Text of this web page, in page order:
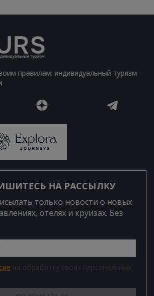
правилам: индивидуальный туризм -
НА РАССЫЛКУ
только новости о новых
отелях и круизах. Без
на обработку своих персональных